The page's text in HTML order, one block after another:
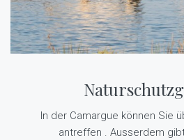
In der Camargue können Sie
antreffen . Ausserdem